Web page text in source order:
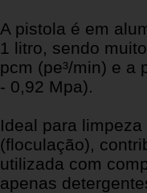
A pistola é em
1 litro, sendo
pcm (pe³/min) e a
- 0,92 Mpa).
Ideal para
(floculação),
utilizada com
apenas